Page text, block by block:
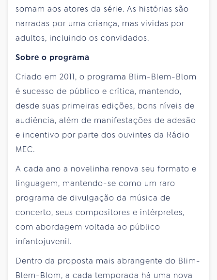
somam aos atores da série. As histórias são
narradas por uma criança, mas vividas por
adultos, incluindo os convidados.
Sobre o programa
Criado em 2011, o programa Blim-Blem-Blom
é sucesso de público e crítica, mantendo,
desde suas primeiras edições, bons níveis de
audiência, além de manifestações de adesão
e incentivo por parte dos ouvintes da Rádio
MEC.
A cada ano a novelinha renova seu formato e
linguagem, mantendo-se como um raro
programa de divulgação da música de
concerto, seus compositores e intérpretes,
com abordagem voltada ao público
infantojuvenil.
Dentro da proposta mais abrangente do Blim-
Blem-Blom, a cada temporada há uma nova